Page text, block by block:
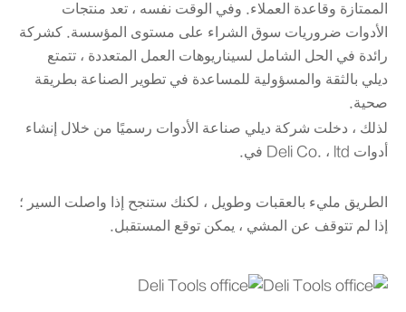
الممتازة وقاعدة العملاء. وفي الوقت نفسه ، تعد منتجات
الأدوات ضروريات سوق الشراء على مستوى المؤسسة. كشركة
رائدة في الحل الشامل لسيناريوهات العمل المتعددة ، تتمتع
ديلي بالثقة والمسؤولية للمساعدة في تطوير الصناعة بطريقة
صحية.
لذلك ، دخلت شركة ديلي صناعة الأدوات رسميًا من خلال إنشاء
أدوات Deli Co. ، ltd في.
الطريق مليء بالعقبات وطويل ، لكنك ستنجح إذا واصلت السير ؛
إذا لم تتوقف عن المشي ، يمكن توقع المستقبل.